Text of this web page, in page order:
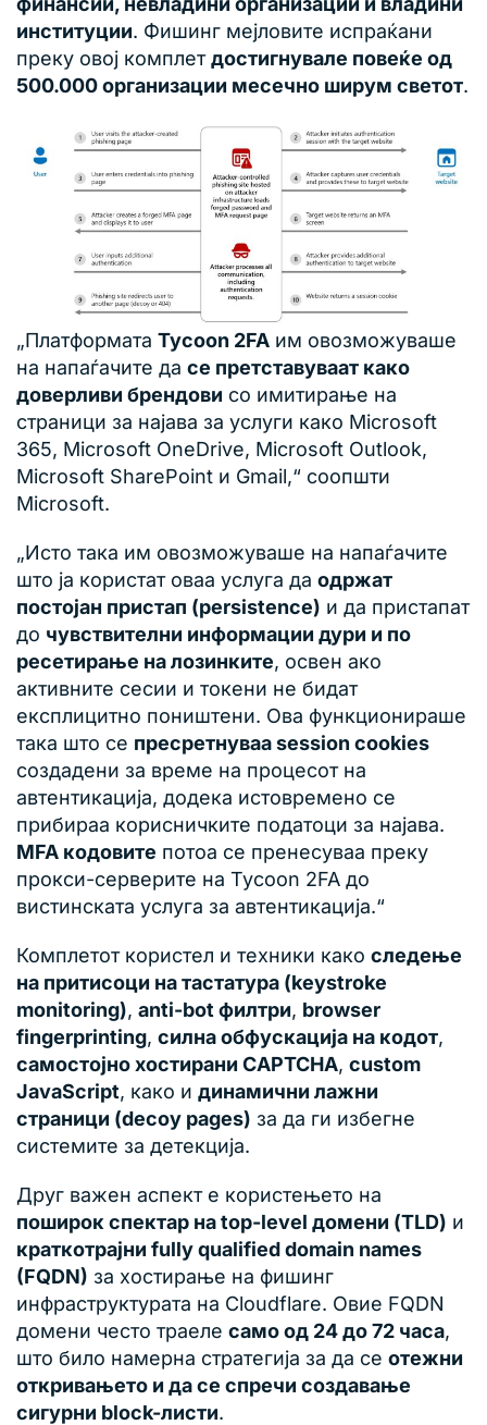
институции. Фишинг мејловите испраќани
преку овој комплетдостигнувале повеќе од
500.000 организации месечно ширум светот.
„Платформата Tycoon 2FA им овозможуваше
на напаѓачите да се претставуваат како
доверливи брендови со имитирање на
страници за најава за услуги како Microsoft
365, Microsoft OneDrive, Microsoft Outlook,
Microsoft SharePoint и Gmail,“ соопшти
Microsoft.
„Исто така им овозможуваше на напаѓачите
што ја користат оваа услуга да одржат
постојан пристап (persistence) и да пристапат
до чувствителни информации дури и по
ресетирање на лозинките, освен ако
активните сесии и токени не бидат
експлицитно поништени. Ова функционираше
така што се пресретнуваа session cookies
создадени за време на процесот на
автентикација, додека истовремено се
прибираа корисничките податоци за најава.
MFA кодовите потоа се пренесуваа преку
прокси-серверите на Tycoon 2FA до
вистинската услуга за автентикација.“
Комплетот користел и техники како следење
на притисоци на тастатура (keystroke
monitoring), anti-bot филтри, browser
fingerprinting, силна обфускација на кодот,
самостојно хостирани CAPTCHA, custom
JavaScript, како и динамични лажни
страници (decoy pages) за да ги избегне
системите за детекција.
Друг важен аспект е користењето на
поширок спектар на top-level домени (TLD) и
краткотрајни fully qualified domain names
(FQDN) за хостирање на фишинг
инфраструктурата на Cloudflare. Овие FQDN
домени често траеле само од 24 до 72 часа,
што било намерна стратегија за да се отежни
откривањето и да се спречи создавање
сигурни block-листи.